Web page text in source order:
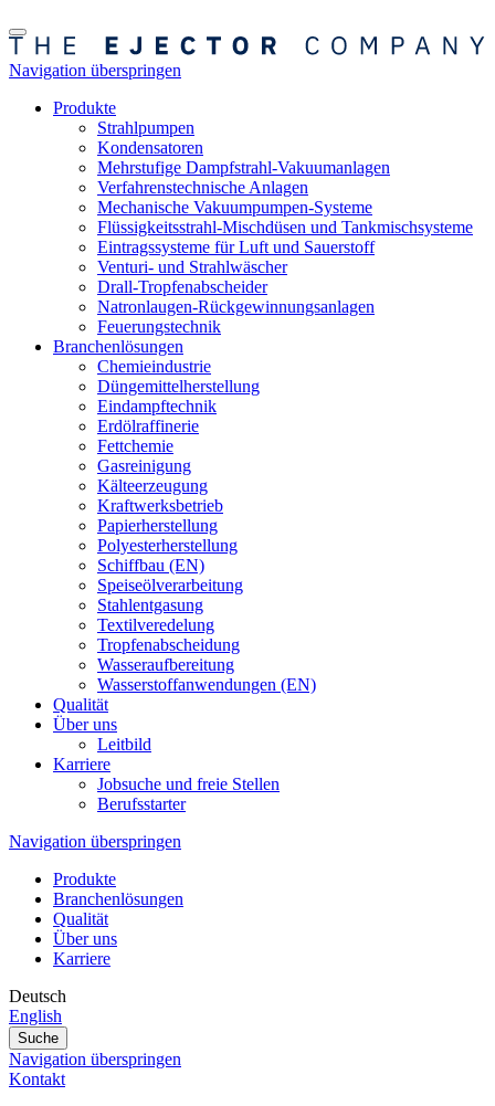
Navigation überspringen
Produkte
Strahlpumpen
Kondensatoren
Mehrstufige Dampfstrahl-Vakuumanlagen
Verfahrenstechnische Anlagen
Mechanische Vakuumpumpen-Systeme
Flüssigkeitsstrahl-Mischdüsen und Tankmischsysteme
Eintragssysteme für Luft und Sauerstoff
Venturi- und Strahlwäscher
Drall-Tropfenabscheider
Natronlaugen-Rückgewinnungsanlagen
Feuerungstechnik
Branchenlösungen
Chemieindustrie
Düngemittelherstellung
Eindampftechnik
Erdölraffinerie
Fettchemie
Gasreinigung
Kälteerzeugung
Kraftwerksbetrieb
Papierherstellung
Polyesterherstellung
Schiffbau (EN)
Speiseölverarbeitung
Stahlentgasung
Textilveredelung
Tropfenabscheidung
Wasseraufbereitung
Wasserstoffanwendungen (EN)
Qualität
Über uns
Leitbild
Karriere
Jobsuche und freie Stellen
Berufsstarter
Navigation überspringen
Produkte
Branchenlösungen
Qualität
Über uns
Karriere
Deutsch
English
Suche
Navigation überspringen
Kontakt